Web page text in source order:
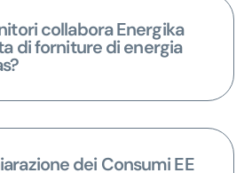
collabora Energika
di forniture di energia
dei Consumi EE